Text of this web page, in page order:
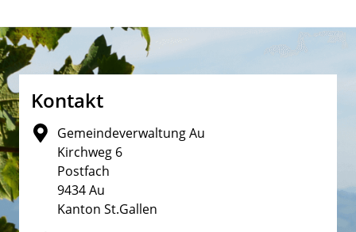
Fusszeile
Kontakt
Gemeindeverwaltung Au
Kirchweg 6
Postfach
9434 Au
Kanton St.Gallen